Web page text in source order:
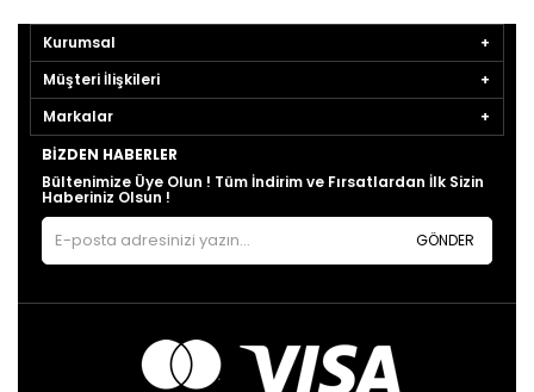
Kurumsal
Müşteri İlişkileri
Markalar
BIZDEN HABERLER
Bültenimize Üye Olun ! Tüm İndirim ve Fırsatlardan İlk Sizin
Haberiniz Olsun !
GÖNDER